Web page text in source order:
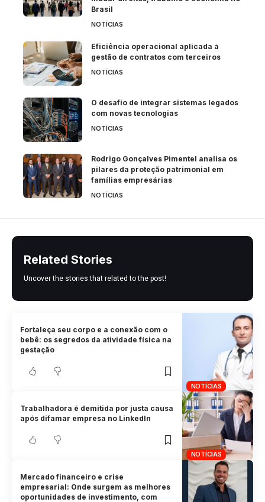
Brasil
NOTÍCIAS
Eficiência operacional aplicada à
gestão de contratos com terceiros
NOTÍCIAS
O desafio de integrar sistemas legados
com novas tecnologias
NOTÍCIAS
Rodrigo Gonçalves Pimentel analisa os
pilares da proteção patrimonial em
famílias empresárias
NOTÍCIAS
Related Stories
Uncover the stories that related to the post!
NOTÍCIAS
Fortaleça seu corpo e a conexão com o
bebê: os segredos da atividade física na
gestação
NOTÍCIAS
Trabalhadora é demitida por justa causa
após difamar empresa no LinkedIn
Mercado financeiro e crise
empresarial: Onde surgem as melhores
oportunidades de investimento, com